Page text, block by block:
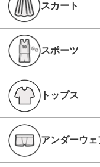
スカート
スポーツ
トップス
アンダーウェ